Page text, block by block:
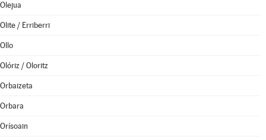
Olejua
Olite / Erriberri
Ollo
Olóriz / Oloritz
Orbaizeta
Orbara
Orísoain